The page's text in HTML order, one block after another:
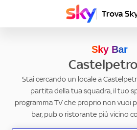
Trova
Sky Bar
Stai cercando un locale a
partita della tua squadra, il tuo
programma TV che proprio non vuoi
bar, pub o ristorante più vicino